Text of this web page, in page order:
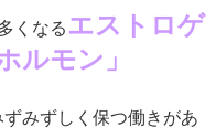
くなるエストロゲ
ルモン」
みずしく保つ働きがあ